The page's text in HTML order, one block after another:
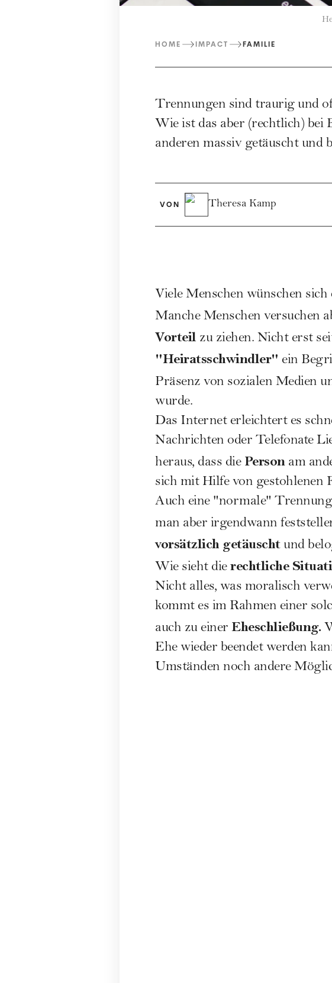
HOME IMPACT FAMILIE
Trennungen sind traurig und
Wie ist das aber (rechtlich) bei
anderen massiv getäuscht und
VON Theresa Kamp
Viele Menschen wünschen sich
Manche Menschen versuchen
Vorteil zu ziehen. Nicht erst
"Heiratsschwindler" ein
Präsenz von sozialen Medien
wurde.
Das Internet erleichtert es
Nachrichten oder Telefonate
heraus, dass die Personam
sich mit Hilfe von gestohlenen
Auch eine "normale" Trennung
man aber irgendwann
vorsätzlich getäuschtund
Wie sieht die rechtliche
Nicht alles, was moralisch
kommt es im Rahmen einer
auch zu einer Eheschließung.
Ehe wieder beendet werden
Umständen noch andere